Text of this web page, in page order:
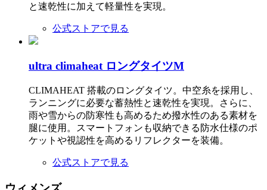
と速乾性に加えて軽量性を実現。
公式ストアで見る
ultra climaheat ロングタイツM
CLIMAHEAT 搭載のロングタイツ。中空糸を採用し、
ランニングに必要な蓄熱性と速乾性を実現。さらに、
雨や雪からの防寒性も高めるため撥水性のある素材を
腿に使用。スマートフォンも収納できる防水仕様のポ
ケットや視認性を高めるリフレクターを装備。
公式ストアで見る